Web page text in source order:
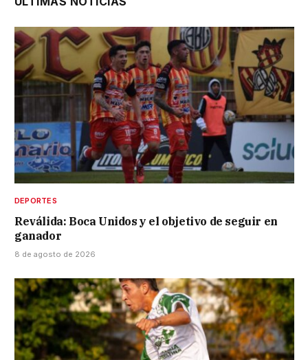
DEPORTES
Reválida: Boca Unidos y el objetivo de seguir en
ganador
8 de agosto de 2026